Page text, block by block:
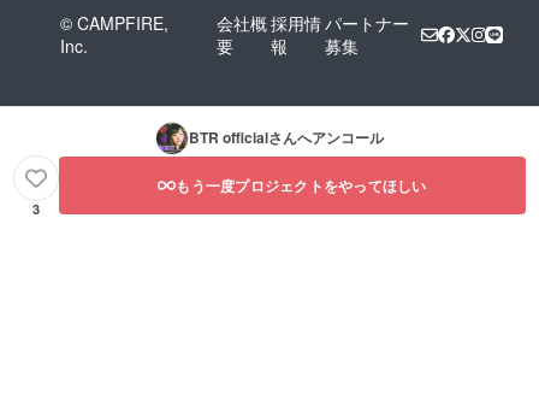
© CAMPFIRE,
Inc.
会社概
要
採用情
報
パートナー
募集
BTR officialさんへアンコール
3
もう一度プロジェクトをやってほしい